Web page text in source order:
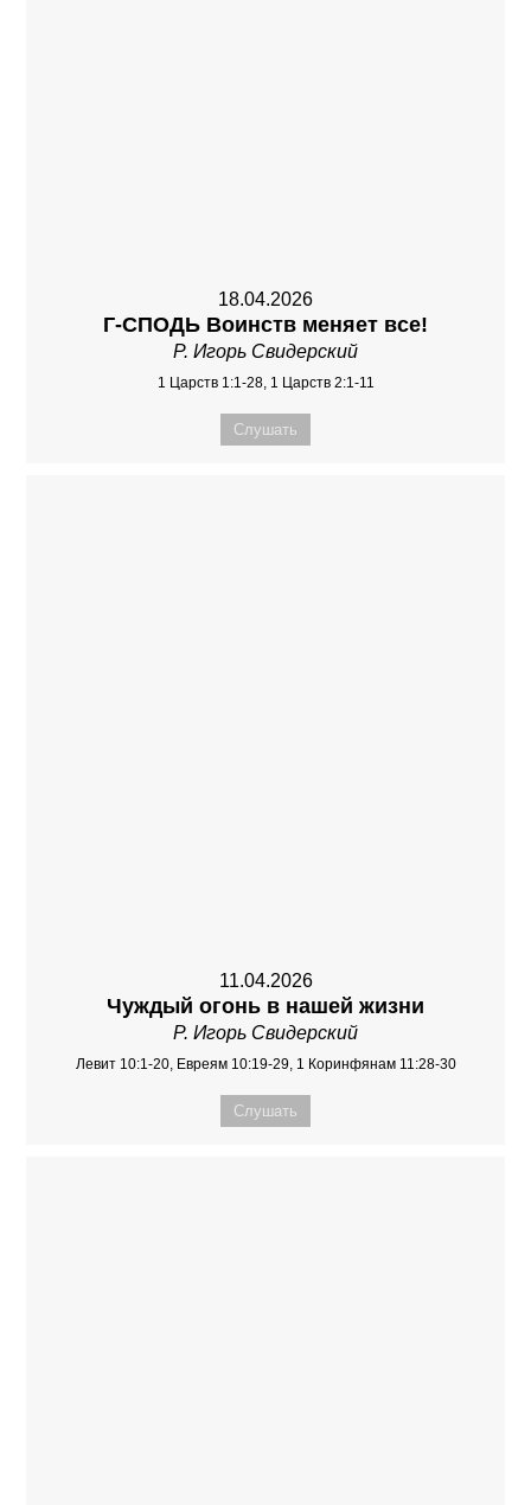
18.04.2026
Г-СПОДЬ Воинств меняет все!
Р. Игорь Свидерский
1 Царств 1:1-28, 1 Царств 2:1-11
Слушать
11.04.2026
Чуждый огонь в нашей жизни
Р. Игорь Свидерский
Левит 10:1-20, Евреям 10:19-29, 1 Коринфянам 11:28-30
Слушать